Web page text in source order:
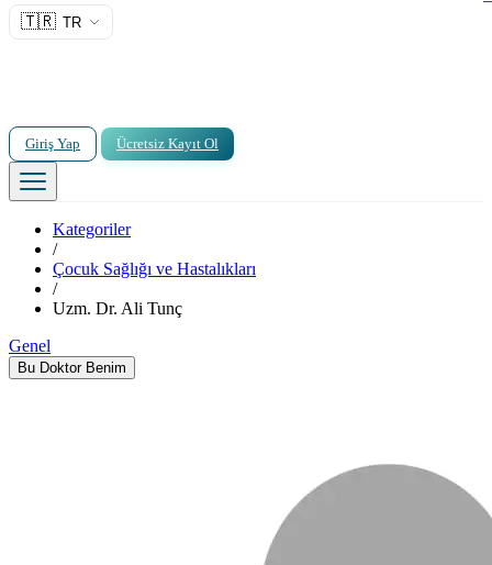
🇹🇷 TR
Giriş Yap Ücretsiz Kayıt Ol
Kategoriler
/
Çocuk Sağlığı ve Hastalıkları
/
Uzm. Dr. Ali Tunç
Genel
Bu Doktor Benim